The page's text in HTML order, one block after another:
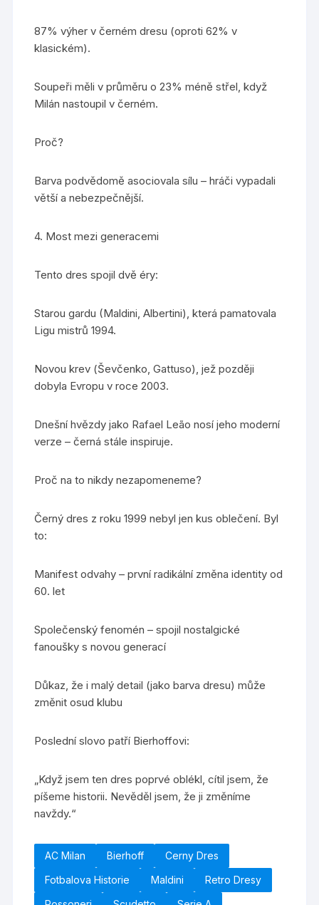
87% výher v černém dresu (oproti 62% v
klasickém).
Soupeři měli v průměru o 23% méně střel, když
Milán nastoupil v černém.
Proč?
Barva podvědomě asociovala sílu – hráči vypadali
větší a nebezpečnější.
4. Most mezi generacemi
Tento dres spojil dvě éry:
Starou gardu (Maldini, Albertini), která pamatovala
Ligu mistrů 1994.
Novou krev (Ševčenko, Gattuso), jež později
dobyla Evropu v roce 2003.
Dnešní hvězdy jako Rafael Leão nosí jeho moderní
verze – černá stále inspiruje.
Proč na to nikdy nezapomeneme?
Černý dres z roku 1999 nebyl jen kus oblečení. Byl
to:
Manifest odvahy – první radikální změna identity od
60. let
Společenský fenomén – spojil nostalgické
fanoušky s novou generací
Důkaz, že i malý detail (jako barva dresu) může
změnit osud klubu
Poslední slovo patří Bierhoffovi:
„Když jsem ten dres poprvé oblékl, cítil jsem, že
píšeme historii. Nevěděl jsem, že ji změníme
navždy.“
AC Milan Bierhoff
Cerny Dres
Fotbalova Historie
Maldini
Retro Dresy